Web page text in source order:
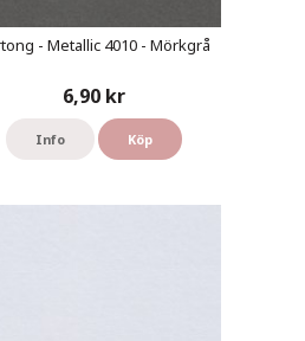
- Metallic 4010 - Mörkgrå
6,90 kr
Info Köp